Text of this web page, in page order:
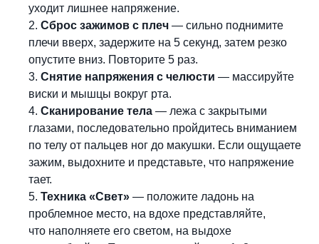
уходит лишнее напряжение.
2. Сброс зажимов с плеч — сильно поднимите
плечи вверх, задержите на 5 секунд, затем резко
опустите вниз. Повторите 5 раз.
3. Снятие напряжения с челюсти — массируйте
виски и мышцы вокруг рта.
4. Сканирование тела — лежа с закрытыми
глазами, последовательно пройдитесь вниманием
по телу от пальцев ног до макушки. Если ощущаете
зажим, выдохните и представьте, что напряжение
тает.
5. Техника «Свет» — положите ладонь на
проблемное место, на вдохе представляйте,
что наполняете его светом, на выдохе